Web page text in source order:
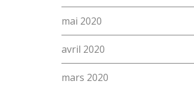
mai 2020
avril 2020
mars 2020